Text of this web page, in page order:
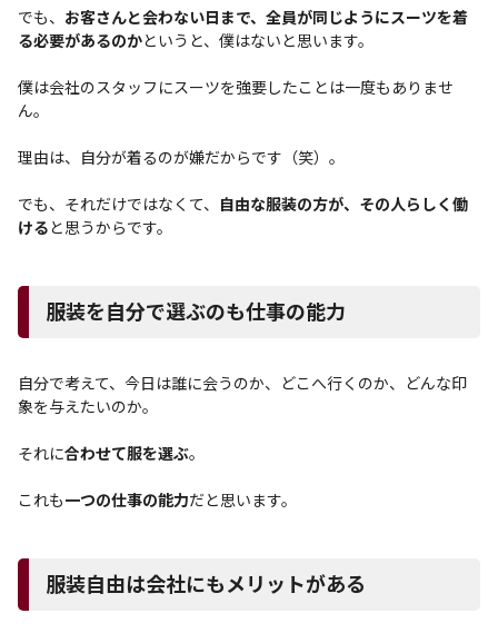
でも、 お客さんと会わない日まで、全員が同じようにスーツを着
る必要があるのかというと、僕はないと思います。
僕は会社のスタッフにスーツを強要したことは一度もありませ
ん。
理由は、自分が着るのが嫌だからです（笑）。
でも、それだけではなくて、 自由な服装の方が、その人らしく働
けると思うからです。
服装を自分で選ぶのも仕事の能力
自分で考えて、今日は誰に会うのか、どこへ行くのか、どんな印
象を与えたいのか。
それに合わせて服を選ぶ。
これも一つの仕事の能力だと思います。
服装自由は会社にもメリットがある